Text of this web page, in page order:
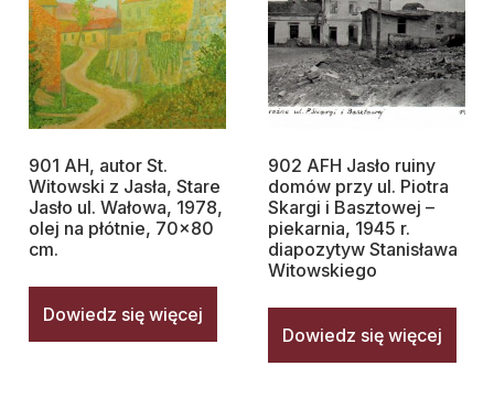
901 AH, autor St.
Witowski z Jasła, Stare
Jasło ul. Wałowa, 1978,
olej na płótnie, 70×80
cm.
Dowiedz się więcej
902 AFH Jasło ruiny
domów przy ul. Piotra
Skargi i Basztowej –
piekarnia, 1945 r.
diapozytyw Stanisława
Witowskiego
Dowiedz się więcej